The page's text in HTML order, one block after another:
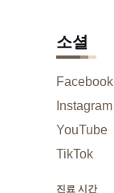
소셜
Facebook
Instagram
YouTube
TikTok
진료 시간